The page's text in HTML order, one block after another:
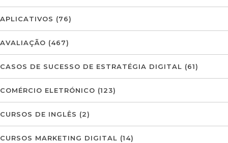
APLICATIVOS (76)
AVALIAÇÃO (467)
CASOS DE SUCESSO DE ESTRATÉGIA DIGITAL (61)
COMÉRCIO ELETRÓNICO (123)
CURSOS DE INGLÊS (2)
CURSOS MARKETING DIGITAL (14)